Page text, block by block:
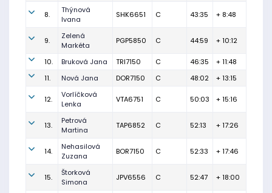
8.
Thýnová
Ivana
SHK6651 C 43:35 + 8:48
9.
Zelená
Markéta
PGP5850 C 44:59 + 10:12
10. Bruková Jana TRI7150 C 46:35
+ 11:48
11.
Nová Jana DOR7150 C 48:02 + 13:15
12.
Vorlíčková
Lenka
VTA6751 C 50:03 + 15:16
13.
Petrová
Martina
TAP6852 C 52:13 + 17:26
14.
Nehasilová
Zuzana
BOR7150 C 52:33 + 17:46
15.
Štorková
Simona
JPV6556 C 52:47 + 18:00